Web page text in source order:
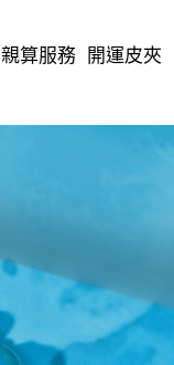
親算服務 開運皮夾